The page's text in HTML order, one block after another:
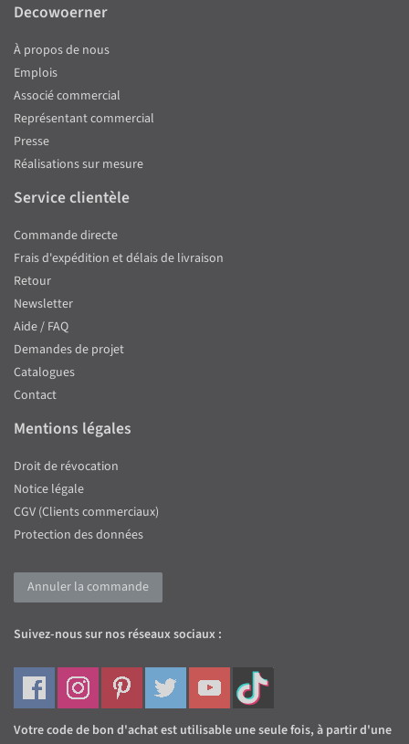
Decowoerner
À propos de nous
Emplois
Associé commercial
Représentant commercial
Presse
Réalisations sur mesure
Service clientèle
Commande directe
Frais d'expédition et délais de livraison
Retour
Newsletter
Aide / FAQ
Demandes de projet
Catalogues
Contact
Mentions légales
Droit de révocation
Notice légale
CGV (Clients commerciaux)
Protection des données
Annuler la commande
Suivez-nous sur nos réseaux sociaux :
Votre code de bon d'achat est utilisable une seule fois, à partir d'une